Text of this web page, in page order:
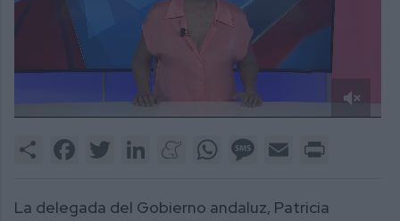
2
Share FacebookTwitter LinkedInMeneameWhatsAppMessage
Email
La delegada del Gobierno andaluz, Patricia